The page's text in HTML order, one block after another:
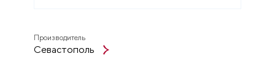
Производитель
Севастополь